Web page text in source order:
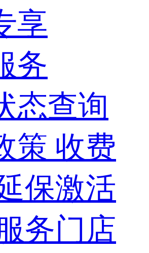
享
务
态查询
策 收费
保激活
务门店